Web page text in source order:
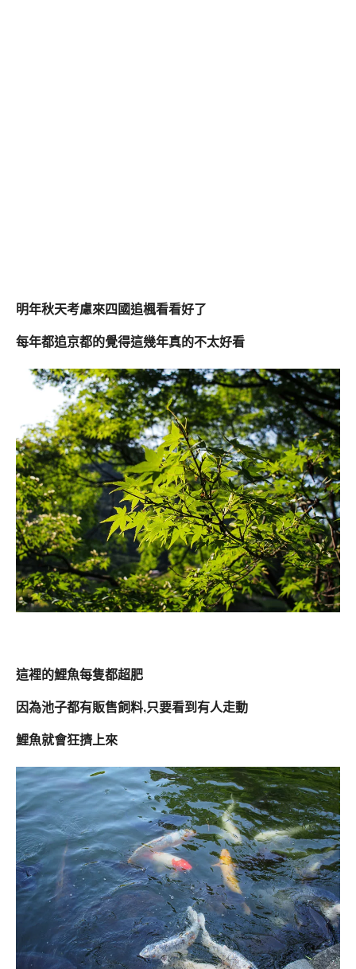
明年秋天考慮來四國追楓看看好了
每年都追京都的覺得這幾年真的不太好看
這裡的鯉魚每隻都超肥
因為池子都有販售飼料,只要看到有人走動
鯉魚就會狂擠上來